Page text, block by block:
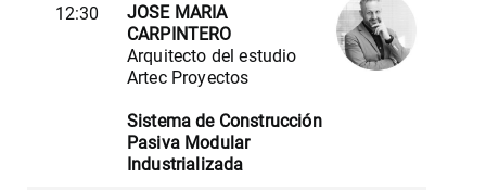
12:30
JOSE MARIA
CARPINTERO
Arquitecto del estudio
Artec Proyectos
Sistema de Construcción
Pasiva Modular
Industrializada